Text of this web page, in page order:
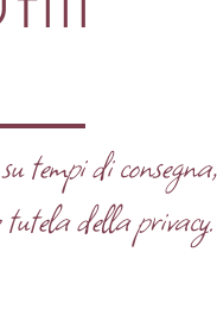
tempi di consegna,
della privacy.